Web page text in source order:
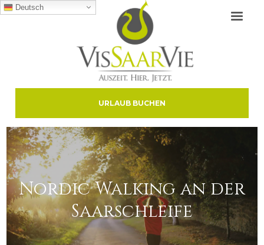
URLAUB BUCHEN
Nordic Walking an der
Saarschleife
Deutsch